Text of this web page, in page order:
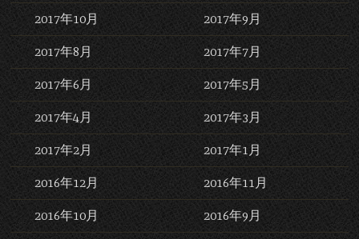
2017年10月 2017年9月
2017年8月 2017年7月
2017年6月 2017年5月
2017年4月 2017年3月
2017年2月 2017年1月
2016年12月 2016年11月
2016年10月 2016年9月